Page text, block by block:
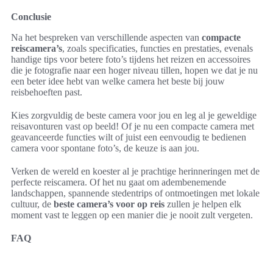
Conclusie
Na het bespreken van verschillende aspecten van compacte
reiscamera’s, zoals specificaties, functies en prestaties, evenals
handige tips voor betere foto’s tijdens het reizen en accessoires
die je fotografie naar een hoger niveau tillen, hopen we dat je nu
een beter idee hebt van welke camera het beste bij jouw
reisbehoeften past.
Kies zorgvuldig de beste camera voor jou en leg al je geweldige
reisavonturen vast op beeld! Of je nu een compacte camera met
geavanceerde functies wilt of juist een eenvoudig te bedienen
camera voor spontane foto’s, de keuze is aan jou.
Verken de wereld en koester al je prachtige herinneringen met de
perfecte reiscamera. Of het nu gaat om adembenemende
landschappen, spannende stedentrips of ontmoetingen met lokale
cultuur, de beste camera’s voor op reis zullen je helpen elk
moment vast te leggen op een manier die je nooit zult vergeten.
FAQ